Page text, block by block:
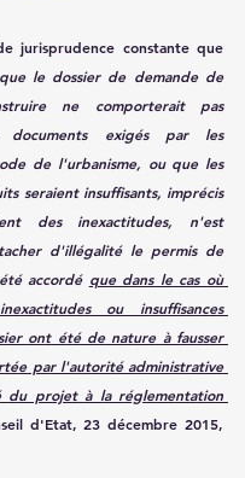
jurisprudence constante que
le dossier de demande de
ne comporterait pas
documents exigés par les
de l'urbanisme, ou que les
seraient insuffisants, imprécis
des inexactitudes, n'est
d'illégalité le permis de
accordé que dans le cas où
ou insuffisances
ont été de nature à fausser
par l'autorité administrative
du projet à la réglementation
d'Etat, 23 décembre 2015,